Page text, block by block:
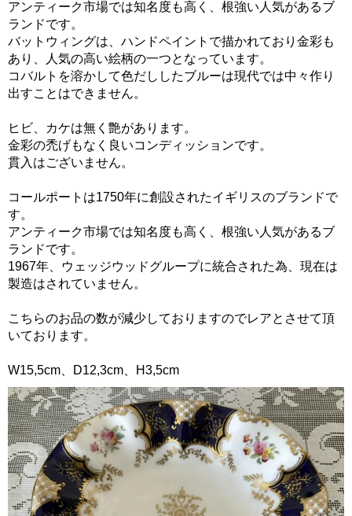
アンティーク市場では知名度も高く、根強い人気があるブ
ランドです。
バットウィングは、ハンドペイントで描かれており金彩も
あり、人気の高い絵柄の一つとなっています。
コバルトを溶かして色だししたブルーは現代では中々作り
出すことはできません。
ヒビ、カケは無く艶があります。
金彩の禿げもなく良いコンディッションです。
貫入はございません。
コールポートは1750年に創設されたイギリスのブランドで
す。
アンティーク市場では知名度も高く、根強い人気があるブ
ランドです。
1967年、ウェッジウッドグループに統合された為、現在は
製造はされていません。
こちらのお品の数が減少しておりますのでレアとさせて頂
いております。
W15,5cm、D12,3cm、H3,5cm